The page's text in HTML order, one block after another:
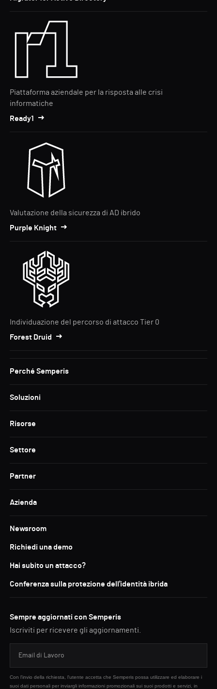
Piattaforma aziendale per la risposta alle crisi
informatiche
Ready1
Valutazione della sicurezza di AD ibrido
Purple Knight
Individuazione del percorso di attacco Tier 0
Forest Druid
Perché Semperis
Soluzioni
Risorse
Settore
Partner
Azienda
Newsroom
Richiedi una demo
Hai subito un attacco?
Conferenza sulla protezione dell'identità ibrida
Sempre aggiornati con Semperis
Iscriviti per ricevere gli aggiornamenti.
Con l'invio della richiesta, l'utente accetta che Semperis possa utilizzare ed elaborare i
suoi dati personali per inviargli informazioni promozionali sui suoi prodotti e servizi, in